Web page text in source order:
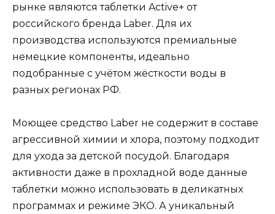
рынке являются таблетки Active+ от
российского бренда Laber. Для их
производства используются премиальные
немецкие компоненты, идеально
подобранные с учётом жёсткости воды в
разных регионах РФ.
Моющее средство Laber не содержит в составе
агрессивной химии и хлора, поэтому подходит
для ухода за детской посудой. Благодаря
активности даже в прохладной воде данные
таблетки можно использовать в деликатных
программах и режиме ЭКО. А уникальный